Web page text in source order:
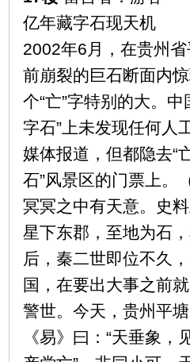
亿年藏字石现天机
2002年6月，在贵州
前崩裂的巨石断面内
个“亡”字特别的大。
字石”上未发现任何人
媒体报道，但都隐去“
石”风景区的门票上。
冥冥之中有天意。史
星下东郡，至地为石
后，秦二世即位不久
国，在要出大事之前
警世。今天，贵州平
《易》曰：“天垂象